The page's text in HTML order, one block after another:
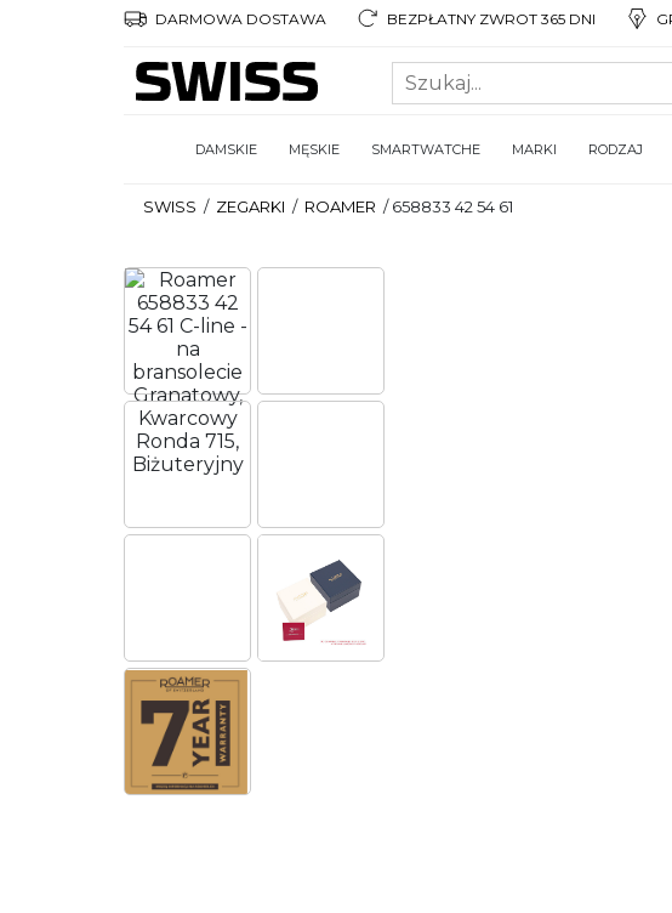
DARMOWA DOSTAWA BEZPŁATNY ZWROT 365 DNI
DAMSKIE MĘSKIE SMARTWATCHE MARKI RODZAJ
SWISS / ZEGARKI / ROAMER /658833 42 54 61